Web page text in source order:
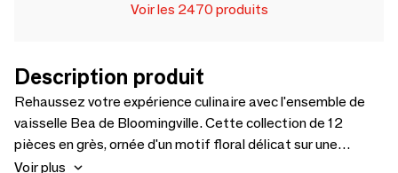
Voir les 2470 produits
Description produit
Rehaussez votre expérience culinaire avec l'ensemble de
vaisselle Bea de Bloomingville. Cette collection de 12
pièces en grès, ornée d'un motif floral délicat sur une
glaçure craquelée, allie élégance et fonctionnalité. Fabriqué
Voir plus